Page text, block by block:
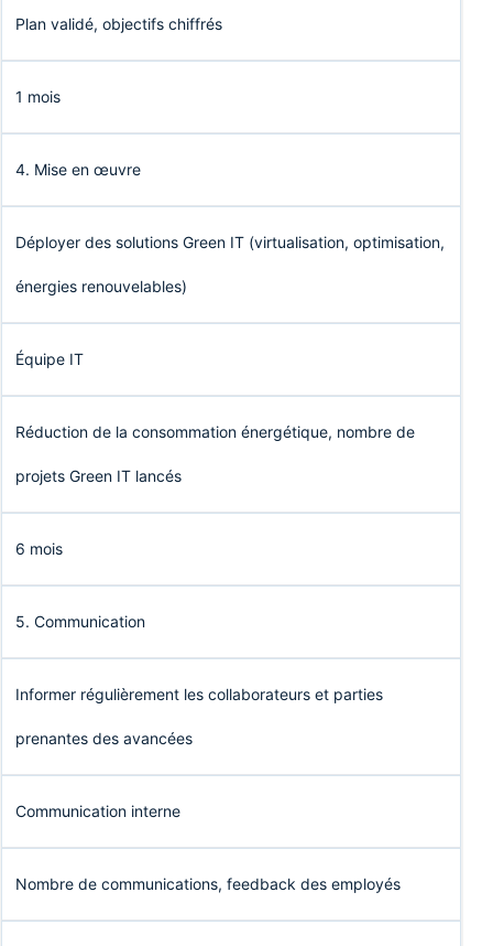
Plan validé, objectifs chiffrés
1 mois
4. Mise en œuvre
Déployer des solutions Green IT (virtualisation, optimisation,
énergies renouvelables)
Équipe IT
Réduction de la consommation énergétique, nombre de
projets Green IT lancés
6 mois
5. Communication
Informer régulièrement les collaborateurs et parties
prenantes des avancées
Communication interne
Nombre de communications, feedback des employés